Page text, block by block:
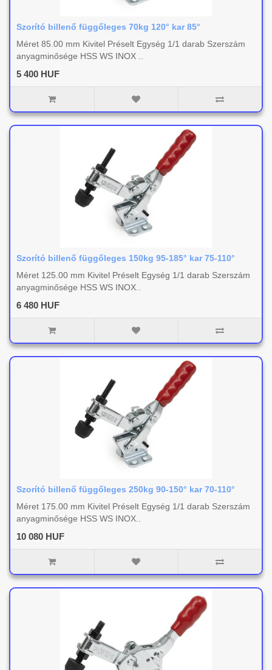
Szorító billenő függőleges 70kg 120° kar 85°
Méret 85.00 mm Kivitel Préselt Egység 1/1 darab Szerszám
anyagminősége HSS WS INOX ..
5 400 HUF
Szorító billenő függőleges 150kg 95-185° kar 75-110°
Méret 125.00 mm Kivitel Préselt Egység 1/1 darab Szerszám
anyagminősége HSS WS INOX..
6 480 HUF
Szorító billenő függőleges 250kg 90-150° kar 70-110°
Méret 175.00 mm Kivitel Préselt Egység 1/1 darab Szerszám
anyagminősége HSS WS INOX..
10 080 HUF